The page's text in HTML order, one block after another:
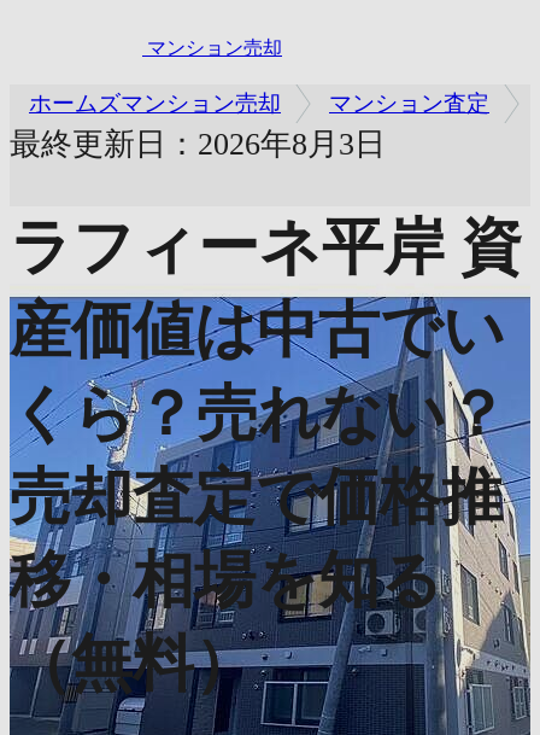
マンション売却
ホームズマンション売却 マンション査定
最終更新日：2026年8月3日
ラフィーネ平岸 資
産価値は中古でい
くら？売れない？
売却査定で価格推
移・相場を知る
（無料）